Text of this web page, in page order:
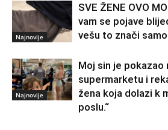
Najnovije
SVE ŽENE OVO
vam se pojave
vešu to znači
Najnovije
Moj sin je pokazao
supermarketu i
žena koja dolazi k
poslu.“